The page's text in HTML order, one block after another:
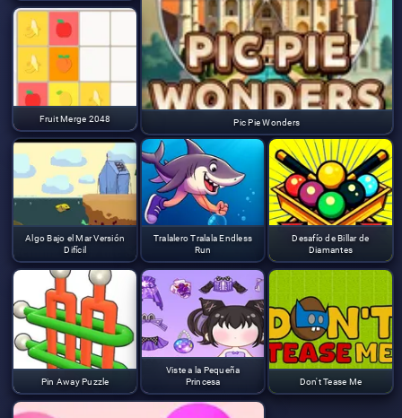
Pic Pie Wonders
Fruit Merge 2048
Algo Bajo el Mar Versión
Difícil
Tralalero Tralala Endless
Run
Desafío de Billar de
Diamantes
Pin Away Puzzle
Viste a la Pequeña
Princesa
Don't Tease Me